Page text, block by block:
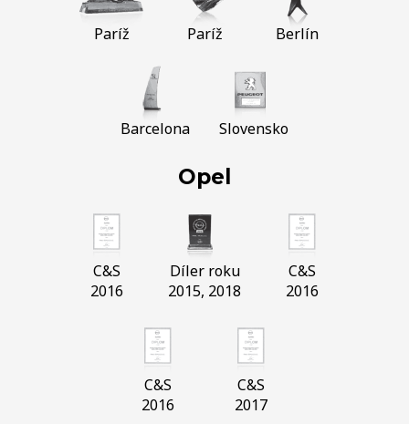
Paríž Paríž Berlín
Barcelona Slovensko
Opel
C&S
2016
Díler roku
2015, 2018
C&S
2016
C&S
2016
C&S
2017